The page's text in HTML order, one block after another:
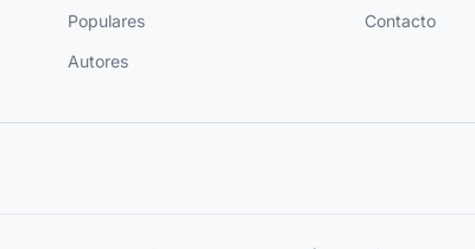
Populares
Autores
Contacto